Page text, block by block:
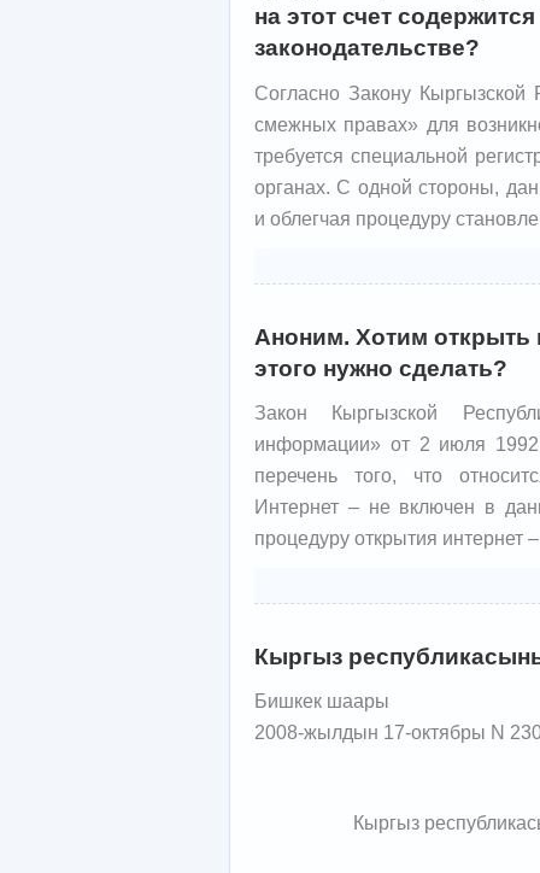
на этот счет
законодательстве?
Согласно Закону Кыргызской
смежных правах» для
требуется специальной
органах. С одной стороны,
и облегчая процедуру
Аноним. Хотим открыть
этого нужно сделать?
Закон Кыргызской
информации» от 2 июля
перечень того, что
Интернет – не включен в
процедуру открытия интернет
Кыргыз
Бишкек шаары
2008-жылдын 17-октябры N
Кыргыз